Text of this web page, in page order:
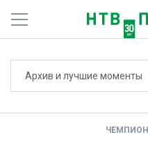
Архив и лучшие моменты